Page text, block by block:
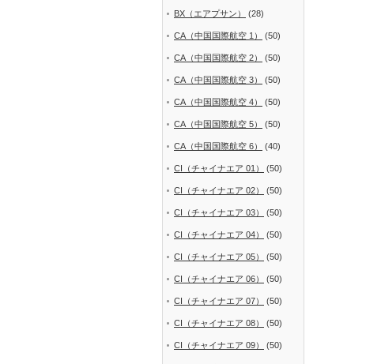
BX（エアプサン） (28)
CA（中国国際航空 1） (50)
CA（中国国際航空 2） (50)
CA（中国国際航空 3） (50)
CA（中国国際航空 4） (50)
CA（中国国際航空 5） (50)
CA（中国国際航空 6） (40)
CI（チャイナエア 01） (50)
CI（チャイナエア 02） (50)
CI（チャイナエア 03） (50)
CI（チャイナエア 04） (50)
CI（チャイナエア 05） (50)
CI（チャイナエア 06） (50)
CI（チャイナエア 07） (50)
CI（チャイナエア 08） (50)
CI（チャイナエア 09） (50)